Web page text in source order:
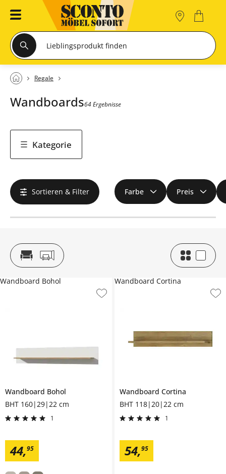
Regale
Wandboards64 Ergebnisse
Kategorie
Sortieren & Filter Farbe Preis
Wandboard Bohol
BHT 160|29|22 cm
1
44,95
Wandboard Bohol
Wandboard Cortina
BHT 118|20|22 cm
1
54,95
Wandboard Cortina